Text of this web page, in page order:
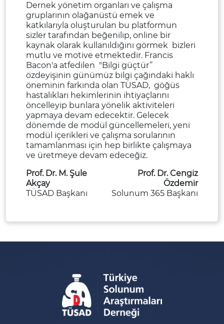
Dernek yönetim organları ve çalışma
gruplarının olağanüstü emek ve
katkılarıyla oluşturulan bu platformun
sizler tarafından beğenilip, online bir
kaynak olarak kullanıldığını görmek bizleri
mutlu ve motive etmektedir. Francis
Bacon'a atfedilen "Bilgi güçtür’’
özdeyişinin günümüz bilgi çağındaki haklı
öneminin farkında olan TÜSAD, göğüs
hastalıkları hekimlerinin ihtiyaçlarını
öncelleyip bunlara yönelik aktiviteleri
yapmaya devam edecektir. Gelecek
dönemde de modül güncellemeleri, yeni
modül içerikleri ve çalışma sorularının
tamamlanması için hep birlikte çalışmaya
ve üretmeye devam edeceğiz.
Prof. Dr. M. Şule
Akçay
TÜSAD Başkanı
Prof. Dr. Cengiz
Özdemir
Solunum 365 Başkanı